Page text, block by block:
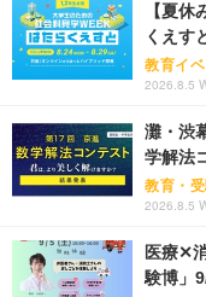
【夏
くえす
教育イ
2026.8.5
灘・渋
学解法
教育・
2026.8.5
医療✕
験博」